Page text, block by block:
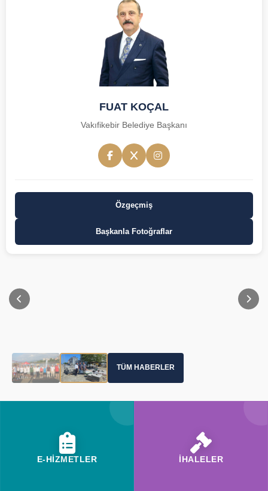
FUAT KOÇAL
Vakıfikebir Belediye Başkanı
Özgeçmiş
Başkanla Fotoğraflar
TÜM HABERLER
E-HİZMETLER İHALELER